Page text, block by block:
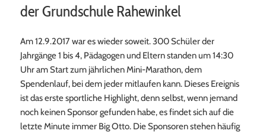
der Grundschule Rahewinkel
Am 12.9.2017 war es wieder soweit. 300 Schüler der
Jahrgänge 1 bis 4, Pädagogen und Eltern standen um 14:30
Uhr am Start zum jährlichen Mini-Marathon, dem
Spendenlauf, bei dem jeder mitlaufen kann. Dieses Ereignis
ist das erste sportliche Highlight, denn selbst, wenn jemand
noch keinen Sponsor gefunden habe, es findet sich auf die
letzte Minute immer Big Otto. Die Sponsoren stehen häufig